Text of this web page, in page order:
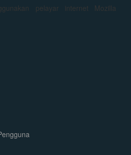
pelayar internet Mozilla